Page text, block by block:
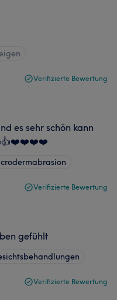
Verifizierte Bewertung
es sehr schön kann
Verifizierte Bewertung
gefühlt
Verifizierte Bewertung